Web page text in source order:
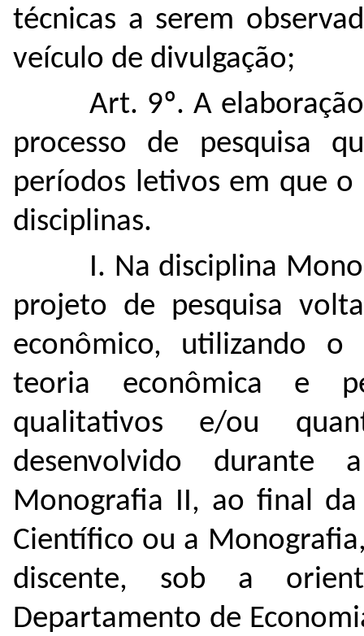
técnicas a serem
veículo de divulgação;
Art. 9º. A
processo de pesquisa
períodos letivos em que
disciplinas.
I. Na disciplina
projeto de pesquisa
econômico, utilizando o
teoria econômica e
qualitativos e/ou
desenvolvido durante
Monografia II, ao final
Científico ou a
discente, sob a
Departamento de